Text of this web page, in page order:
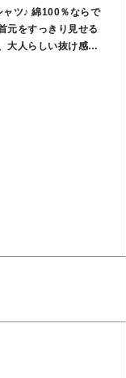
ャツ♪ 綿100％ならで
元をすっきり見せる
大人らしい抜け感を